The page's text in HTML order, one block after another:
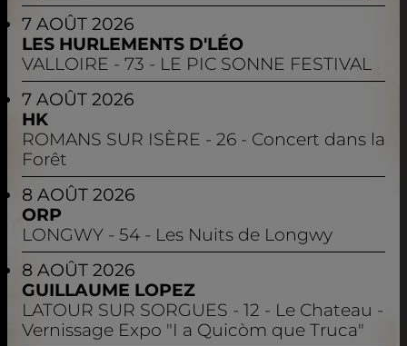
7 AOÛT 2026
LES HURLEMENTS D'LÉO
VALLOIRE - 73 - LE PIC SONNE FESTIVAL
7 AOÛT 2026
HK
ROMANS SUR ISÈRE - 26 - Concert dans la
Forêt
8 AOÛT 2026
ORP
LONGWY - 54 - Les Nuits de Longwy
8 AOÛT 2026
GUILLAUME LOPEZ
LATOUR SUR SORGUES - 12 - Le Chateau -
Vernissage Expo "I a Quicòm que Truca"